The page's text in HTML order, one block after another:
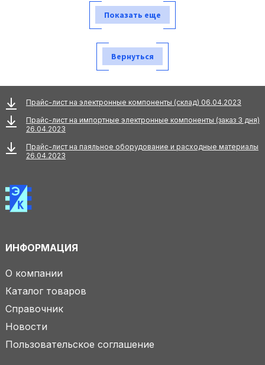
Показать еще
Вернуться
Прайс-лист на электронные компоненты (склад) 06.04.2023
Прайс-лист на импортные электронные компоненты (заказ 3 дня)
26.04.2023
Прайс-лист на паяльное оборудование и расходные материалы
26.04.2023
ИНФОРМАЦИЯ
О компании
Каталог товаров
Справочник
Новости
Пользовательское соглашение